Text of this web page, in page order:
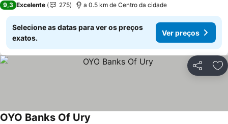
9,3 Excelente 275 a 0.5 km de Centro da cidade
Selecione as datas para ver os preços
exatos.
Ver preços
Partilhar
OYO Banks Of Ury